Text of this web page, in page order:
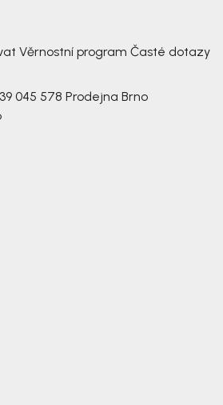
Věrnostní program Časté dotazy
045 578 Prodejna Brno